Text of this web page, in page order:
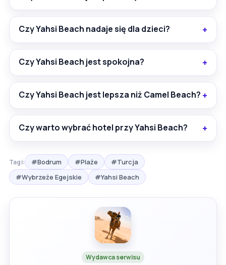
Czy Yahsi Beach nadaje się dla dzieci?
Czy Yahsi Beach jest spokojna?
Czy Yahsi Beach jest lepsza niż Camel Beach?
Czy warto wybrać hotel przy Yahsi Beach?
Tagi: #Bodrum #Plaże
#Turcja
#Wybrzeże Egejskie
#Yahsi Beach
Wydawca serwisu